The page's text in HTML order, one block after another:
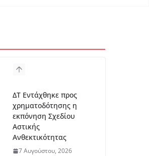
ΔΤ Εντάχθηκε προς
χρηματοδότησης η
εκπόνηση Σχεδίου
Αστικής
Ανθεκτικότητας
7 Αυγούστου, 2026